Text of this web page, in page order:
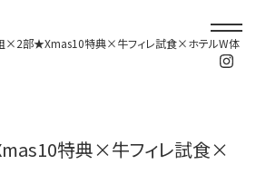
×2部★Xmas10特典×牛フィレ試食×ホテルW体
特典×牛フィレ試食×